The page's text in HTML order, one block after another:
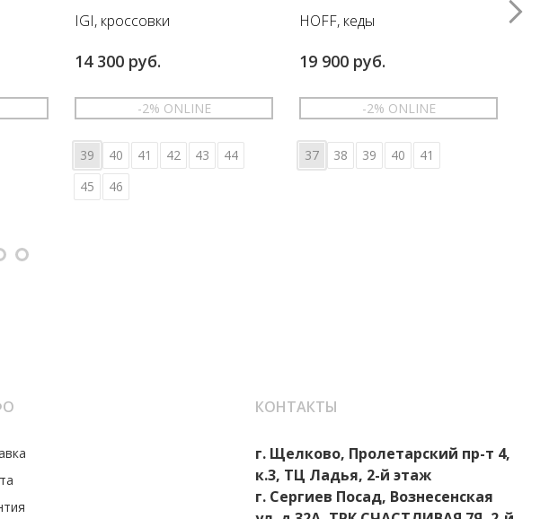
IGI, кроссовки
14 300 руб.
-2% ONLINE
39 40 41 42 43
44
45
46
HOFF, кеды
19 900 руб.
-2% ONLINE
37 38 39 40 41
КОНТАКТЫ
г. Щелково, Пролетарский пр-т 4,
к.3, ТЦ Ладья, 2-й этаж
г. Сергиев Посад, Вознесенская